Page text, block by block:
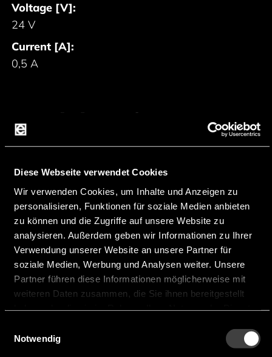
Diese Webseite verwendet Cookies
Wir verwenden Cookies, um Inhalte und Anzeigen zu
personalisieren, Funktionen für soziale Medien anbieten
zu können und die Zugriffe auf unsere Website zu
analysieren. Außerdem geben wir Informationen zu Ihrer
Verwendung unserer Website an unsere Partner für
soziale Medien, Werbung und Analysen weiter. Unsere
Partner führen diese Informationen möglicherweise mit
weiteren Daten zusammen, die Sie ihnen bereitgestellt
Notwendig
Voltage [V]:
24 V
Current [A]:
0,5 A
Produktanfrage
starten
ANFRAGE FÜR 5750-FW7402/24
Muster anfragen
MUSTER ANFRAGEN FÜR 5750-
FW7402/24